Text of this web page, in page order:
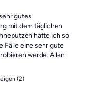
gutes
mit dem täglichen
hatte ich so
Fälle eine sehr gute
werde. Allen
(2)